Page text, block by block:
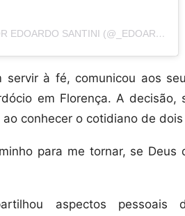
UMA PUBLICAÇÃO COMPARTILHADA POR EDOARDO SANTINI (@_EDOARDOSANTINI_)
à fé, comunicou aos
em Florença. A decisão,
conhecer o cotidiano de
para me tornar, se Deus
aspectos pessoais